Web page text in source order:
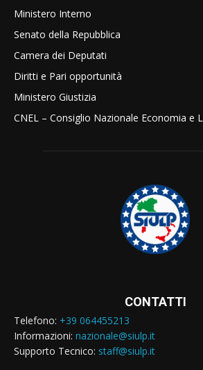
Ministero Interno
Senato della Repubblica
Camera dei Deputati
Diritti e Pari opportunità
Ministero Giustizia
CNEL – Consiglio Nazionale Economia e
CONTATTI
Telefono: +39 064455213
Informazioni: nazionale@siulp.it
Supporto Tecnico: staff@siulp.it